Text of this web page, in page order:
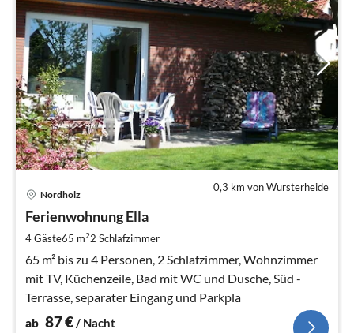
0,3 km von Wursterheide
Nordholz
Ferienwohnung Ella
4 Gäste65 m22 Schlafzimmer
65 m² bis zu 4 Personen, 2 Schlafzimmer, Wohnzimmer
mit TV, Küchenzeile, Bad mit WC und Dusche, Süd -
Terrasse, separater Eingang und Parkpla
ab 87€/ Nacht